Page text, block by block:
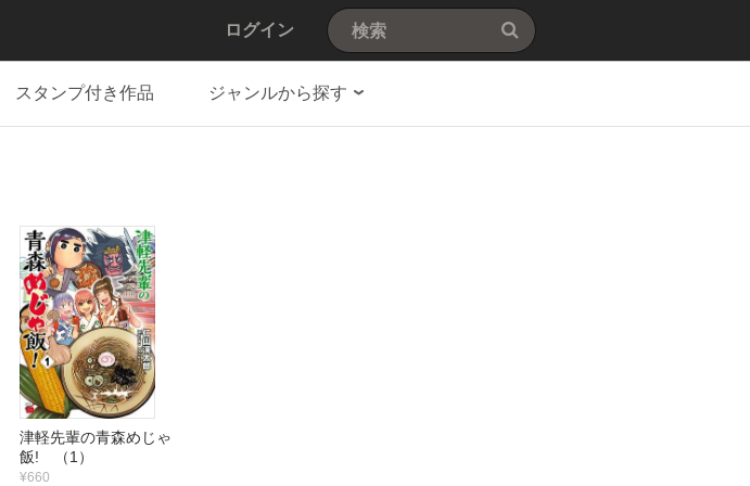
ログイン
スタンプ付き作品 ジャンルから探す
津軽先輩の青森めじゃ
飯! （1）
¥660